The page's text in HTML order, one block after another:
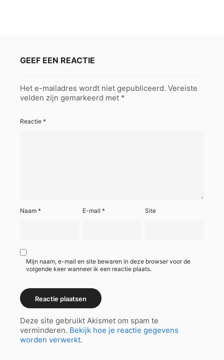
GEEF EEN REACTIE
Het e-mailadres wordt niet gepubliceerd. Vereiste
velden zijn gemarkeerd met *
Reactie *
Naam * E-mail* Site
Mijn naam, e-mail en site bewaren in deze browser voor de
volgende keer wanneer ik een reactie plaats.
Deze site gebruikt Akismet om spam te
verminderen. Bekijk hoe je reactie gegevens
worden verwerkt.